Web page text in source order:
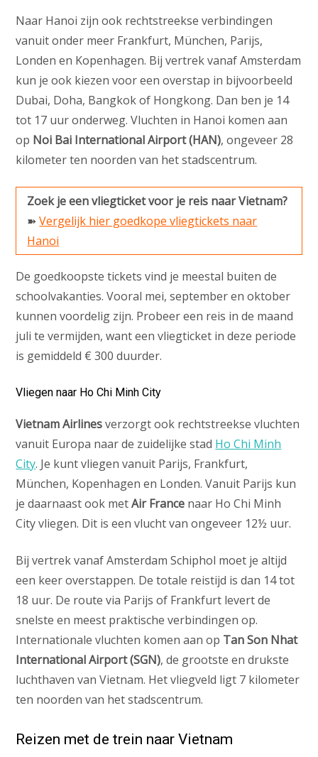
Naar Hanoi zijn ook rechtstreekse verbindingen
vanuit onder meer Frankfurt, München, Parijs,
Londen en Kopenhagen. Bij vertrek vanaf Amsterdam
kun je ook kiezen voor een overstap in bijvoorbeeld
Dubai, Doha, Bangkok of Hongkong. Dan ben je 14
tot 17 uur onderweg. Vluchten in Hanoi komen aan
op Noi Bai International Airport (HAN), ongeveer 28
kilometer ten noorden van het stadscentrum.
Zoek je een vliegticket voor je reis naar Vietnam?
➽Vergelijk hier goedkope vliegtickets naar
Hanoi
De goedkoopste tickets vind je meestal buiten de
schoolvakanties. Vooral mei, september en oktober
kunnen voordelig zijn. Probeer een reis in de maand
juli te vermijden, want een vliegticket in deze periode
is gemiddeld € 300 duurder.
Vliegen naar Ho Chi Minh City
Vietnam Airlinesverzorgt ook rechtstreekse vluchten
vanuit Europa naar de zuidelijke stad Ho Chi Minh
City. Je kunt vliegen vanuit Parijs, Frankfurt,
München, Kopenhagen en Londen. Vanuit Parijs kun
je daarnaast ook metAir France naar Ho Chi Minh
City vliegen. Dit is een vlucht van ongeveer 12½ uur.
Bij vertrek vanaf Amsterdam Schiphol moet je altijd
een keer overstappen. De totale reistijd is dan 14 tot
18 uur. De route via Parijs of Frankfurt levert de
snelste en meest praktische verbindingen op.
Internationale vluchten komen aan op Tan Son Nhat
International Airport (SGN), de grootste en drukste
luchthaven van Vietnam. Het vliegveld ligt 7 kilometer
ten noorden van het stadscentrum.
Reizen met de trein naar Vietnam